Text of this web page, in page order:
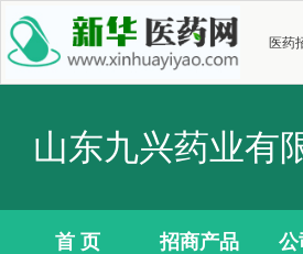
医药
山东九兴药业有
首 页 招商产品 公